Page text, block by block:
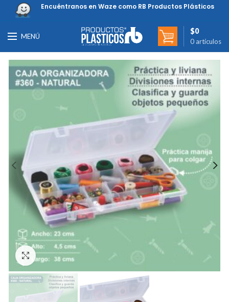
Encuéntranos en Waze como RB Productos Plásticos
MENÚ
0 artículos
$0
Clic para ampliar